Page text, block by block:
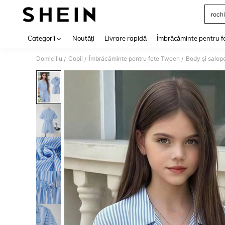
Categorii Noutăți Livrare rapidă Îmbrăcăminte pentru
Domiciliu / Copii / Îmbrăcăminte pentru fete Tween / Body și